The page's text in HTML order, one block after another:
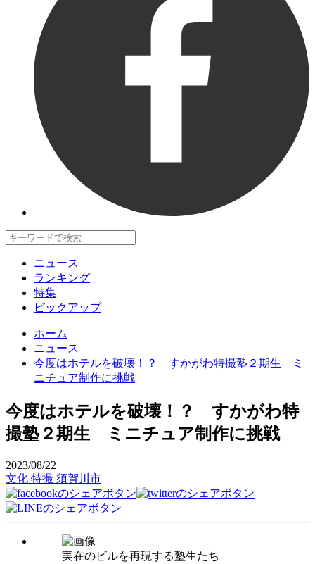
ニュース
ランキング
特集
ピックアップ
ホーム
ニュース
今度はホテルを破壊！？ すかがわ特撮塾２期生 ミ
ニチュア制作に挑戦
今度はホテルを破壊！？ すかがわ特
撮塾２期生 ミニチュア制作に挑戦
2023/08/22
文化 特撮 須賀川市
実在のビルを再現する塾生たち